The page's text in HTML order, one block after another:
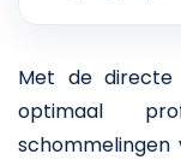
Met de directe
optimaal
schommelingen